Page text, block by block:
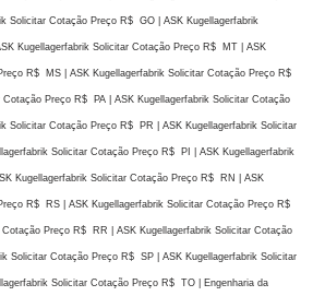
Solicitar Cotação Preço R$ GO | ASK Kugellagerfabrik
Kugellagerfabrik Solicitar Cotação Preço R$ MT | ASK
R$ MS | ASK Kugellagerfabrik Solicitar Cotação Preço R$
Cotação Preço R$ PA | ASK Kugellagerfabrik Solicitar Cotação
Solicitar Cotação Preço R$ PR | ASK Kugellagerfabrik Solicitar
Solicitar Cotação Preço R$ PI | ASK Kugellagerfabrik
Kugellagerfabrik Solicitar Cotação Preço R$ RN | ASK
R$ RS | ASK Kugellagerfabrik Solicitar Cotação Preço R$
Preço R$ RR | ASK Kugellagerfabrik Solicitar Cotação
Solicitar Cotação Preço R$ SP | ASK Kugellagerfabrik Solicitar
Solicitar Cotação Preço R$ TO | Engenharia da